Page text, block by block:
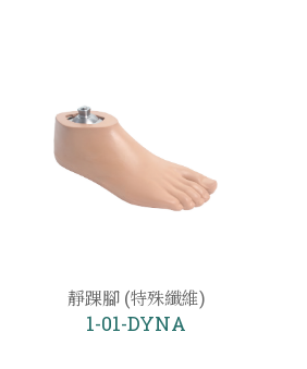
靜踝腳 (特殊纖維)
1-01-DYNA